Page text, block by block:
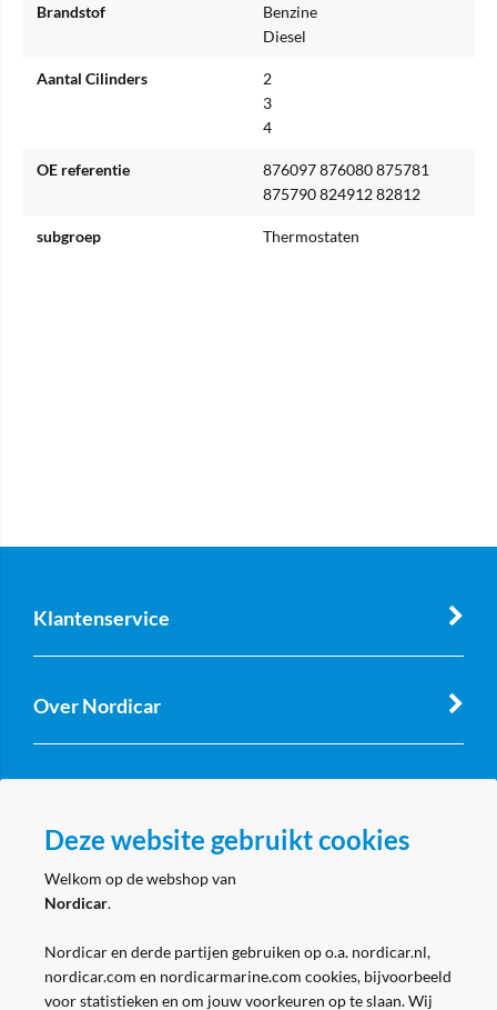
Brandstof
Benzine
Diesel
Aantal Cilinders
2
3
4
OE referentie
876097 876080 875781
875790 824912 82812
subgroep Thermostaten
Klantenservice
Over Nordicar
Volg ons
Deze website gebruikt cookies
Welkom op de webshop van
Nordicar.
Nordicar en derde partijen gebruiken op o.a. nordicar.nl,
nordicar.com en nordicarmarine.com cookies, bijvoorbeeld
voor statistieken en om jouw voorkeuren op te slaan. Wij